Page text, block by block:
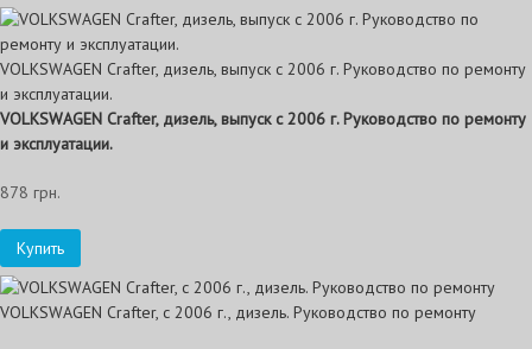
VOLKSWAGEN Crafter, дизель, выпуск с 2006 г. Руководство по ремонту
и эксплуатации.
VOLKSWAGEN Crafter, дизель, выпуск с 2006 г. Руководство по ремонту
и эксплуатации.
878 грн.
Купить
VOLKSWAGEN Crafter, с 2006 г., дизель. Руководство по ремонту